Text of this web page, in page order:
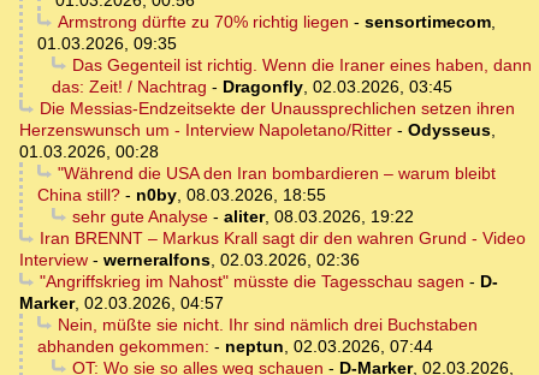
Armstrong dürfte zu 70% richtig liegen - sensortimecom,
01.03.2026, 09:35
Das Gegenteil ist richtig. Wenn die Iraner eines haben, dann
das: Zeit! / Nachtrag - Dragonfly, 02.03.2026, 03:45
Die Messias-Endzeitsekte der Unaussprechlichen setzen ihren
Herzenswunsch um - Interview Napoletano/Ritter - Odysseus,
01.03.2026, 00:28
"Während die USA den Iran bombardieren – warum bleibt
China still? - n0by, 08.03.2026, 18:55
sehr gute Analyse- aliter, 08.03.2026, 19:22
Iran BRENNT – Markus Krall sagt dir den wahren Grund - Video
Interview - werneralfons, 02.03.2026, 02:36
"Angriffskrieg im Nahost" müsste die Tagesschau sagen - D-
Marker, 02.03.2026, 04:57
Nein, müßte sie nicht. Ihr sind nämlich drei Buchstaben
abhanden gekommen: - neptun, 02.03.2026, 07:44
OT: Wo sie so alles weg schauen - D-Marker, 02.03.2026,